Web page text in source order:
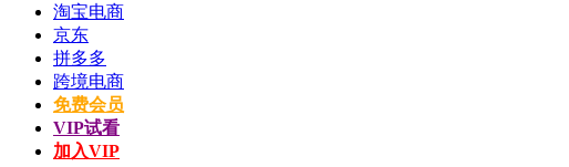
淘宝电商
京东
拼多多
跨境电商
免费会员
VIP试看
加入VIP